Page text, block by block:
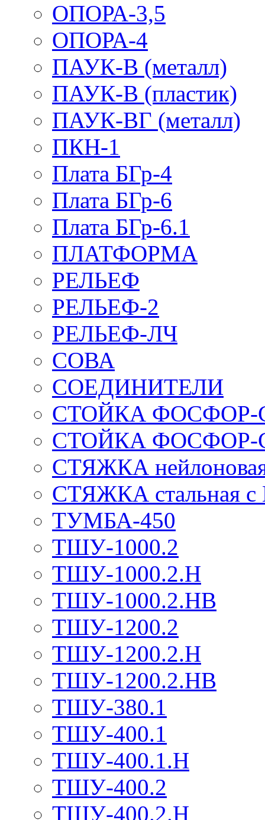
ОПОРА-3,5
ОПОРА-4
ПАУК-В (металл)
ПАУК-В (пластик)
ПАУК-ВГ (металл)
ПКН-1
Плата БГр-4
Плата БГр-6
Плата БГр-6.1
ПЛАТФОРМА
РЕЛЬЕФ
РЕЛЬЕФ-2
РЕЛЬЕФ-ЛЧ
СОВА
СОЕДИНИТЕЛИ
СТОЙКА ФОСФОР-
СТОЙКА ФОСФОР-
СТЯЖКА нейлоновая
СТЯЖКА стальная
ТУМБА-450
ТШУ-1000.2
ТШУ-1000.2.Н
ТШУ-1000.2.НВ
ТШУ-1200.2
ТШУ-1200.2.Н
ТШУ-1200.2.НВ
ТШУ-380.1
ТШУ-400.1
ТШУ-400.1.Н
ТШУ-400.2
ТШУ-400.2.Н